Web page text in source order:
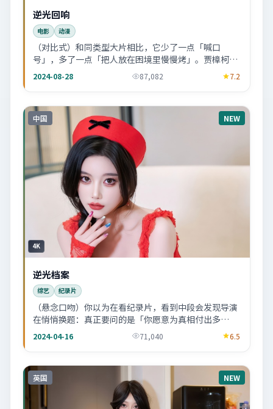
逆光回响
电影 动漫
（对比式）和同类型大片相比，它少了一点「喊口
号」，多了一点「把人放在困境里慢慢烤」。贾樟柯的
取舍很明显。
2024-08-28 87,082 7.2
中国 NEW
4K
逆光档案
综艺 纪录片
（悬念口吻）你以为在看纪录片，看到中段会发现导演
在悄悄换题：真正要问的是「你愿意为真相付出多
少」。
2024-04-16 71,040 6.5
英国 NEW